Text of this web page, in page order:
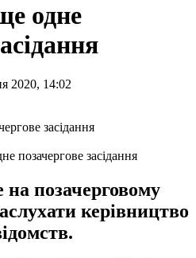
одне
2020, 14:02
позачергове засідання
на позачерговому
керівництво